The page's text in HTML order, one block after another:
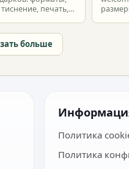
печать,
больше
Политика
Политика